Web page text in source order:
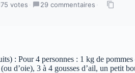
votes · 29 commentaires ·
: Pour 4 personnes : 1 kg de
d’oie), 3 à 4 gousses d’ail, un petit